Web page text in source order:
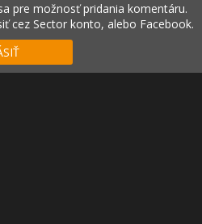
pre možnosť pridania komentáru.
cez Sector konto, alebo Facebook.